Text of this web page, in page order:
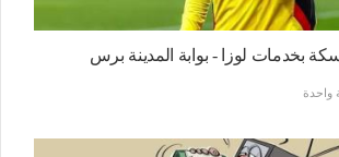
بخدمات لوزا - بوابة المدينة برس
واحدة